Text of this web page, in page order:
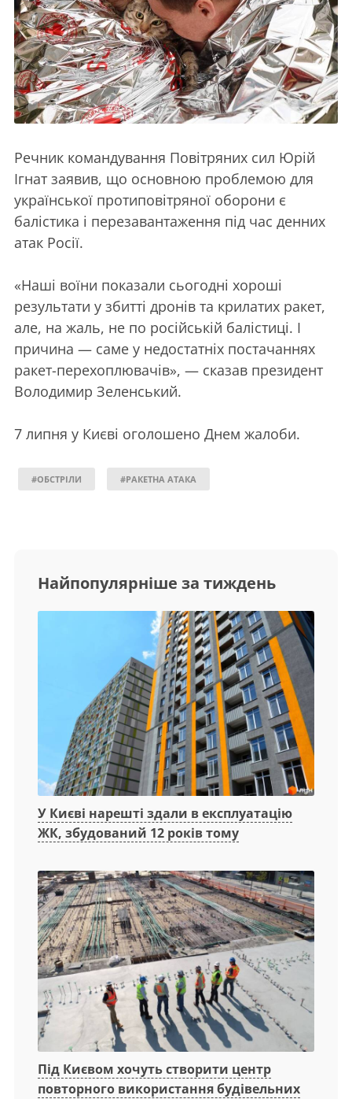
Речник командування Повітряних сил Юрій
Ігнат заявив, що основною проблемою для
української протиповітряної оборони є
балістика і перезавантаження під час денних
атак Росії.
«Наші воїни показали сьогодні хороші
результати у збитті дронів та крилатих ракет,
але, на жаль, не по російській балістиці. І
причина — саме у недостатніх постачаннях
ракет-перехоплювачів», — сказав президент
Володимир Зеленський.
7 липня у Києві оголошено Днем жалоби.
#ОБСТРІЛИ #РАКЕТНА АТАКА
Найпопулярніше за тиждень
У Києві нарешті здали в експлуатацію
ЖК, збудований 12 років тому
Під Києвом хочуть створити центр
повторного використання будівельних